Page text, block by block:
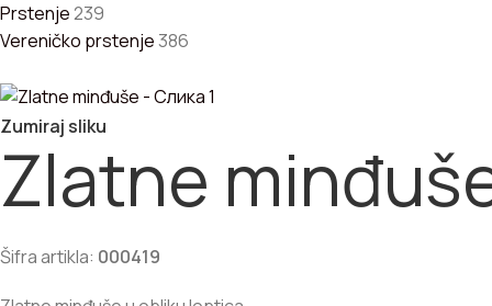
Prstenje239
Vereničko prstenje386
Zumiraj sliku
Zlatne
Šifra artikla: 000419